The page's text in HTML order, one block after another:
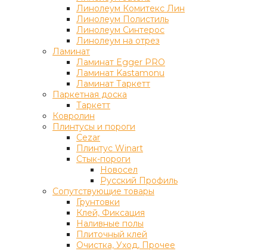
Линолеум Комитекс Лин
Линолеум Полистиль
Линолеум Синтерос
Линолеум на отрез
Ламинат
Ламинат Egger PRO
Ламинат Kastamonu
Ламинат Таркетт
Паркетная доска
Таркетт
Ковролин
Плинтусы и пороги
Cezar
Плинтус Winart
Стык-пороги
Новосел
Русский Профиль
Сопутствующие товары
Грунтовки
Клей, Фиксация
Наливные полы
Плиточный клей
Очистка, Уход, Прочее